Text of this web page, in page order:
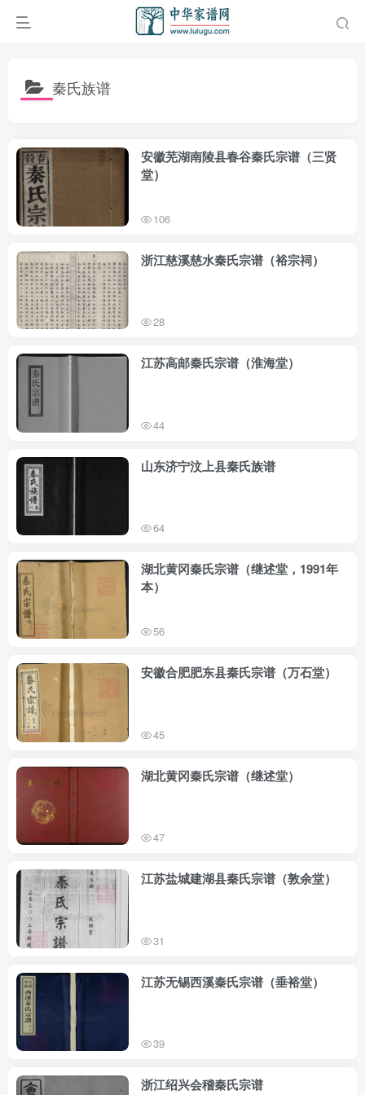
秦氏族谱
安徽芜湖南陵县春谷秦氏宗谱（三贤
堂）
106
浙江慈溪慈水秦氏宗谱（裕宗祠）
28
江苏高邮秦氏宗谱（淮海堂）
44
山东济宁汶上县秦氏族谱
64
湖北黄冈秦氏宗谱（继述堂，1991年
本）
56
安徽合肥肥东县秦氏宗谱（万石堂）
45
湖北黄冈秦氏宗谱（继述堂）
47
江苏盐城建湖县秦氏宗谱（敦余堂）
31
江苏无锡西溪秦氏宗谱（垂裕堂）
39
浙江绍兴会稽秦氏宗谱